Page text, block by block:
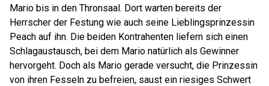
Mario bis in den Thronsaal. Dort warten bereits der
Herrscher der Festung wie auch seine Lieblingsprinzessin
Peach auf ihn. Die beiden Kontrahenten liefern sich einen
Schlagaustausch, bei dem Mario natürlich als Gewinner
hervorgeht. Doch als Mario gerade versucht, die Prinzessin
von ihren Fesseln zu befreien, saust ein riesiges Schwert